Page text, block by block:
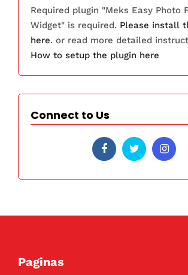
Required plugin "Meks Easy Photo
Widget" is required. Please install
here. or read more detailed
How to setup the plugin here
Connect to Us
Paginas